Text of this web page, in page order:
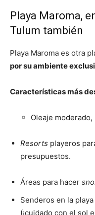
Playa Maroma,
Tulum también
Playa Maroma es otra
por su ambiente
Características más
Oleaje moderado,
Resorts playeros
presupuestos.
Áreas para hacer
Senderos en la
(¡cuidado con el sol